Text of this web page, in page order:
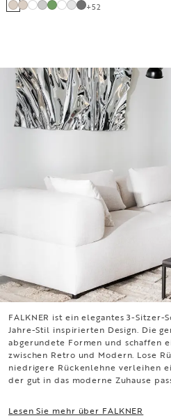
+52
FALKNER
FALKNER ist ein elegantes 3-
Jahre-Stil inspirierten Design. Die
abgerundete Formen und schaffen
zwischen Retro und Modern. Lose
niedrigere Rückenlehne verleihen
der gut in das moderne Zuhause
Lesen Sie mehr über FALKNER